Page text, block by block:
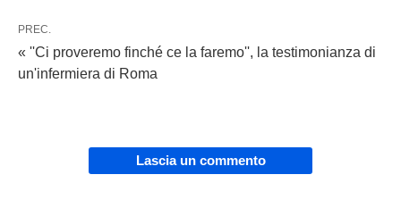
PREC.
« ''Ci proveremo finché ce la faremo'', la testimonianza di
un'infermiera di Roma
Lascia un commento